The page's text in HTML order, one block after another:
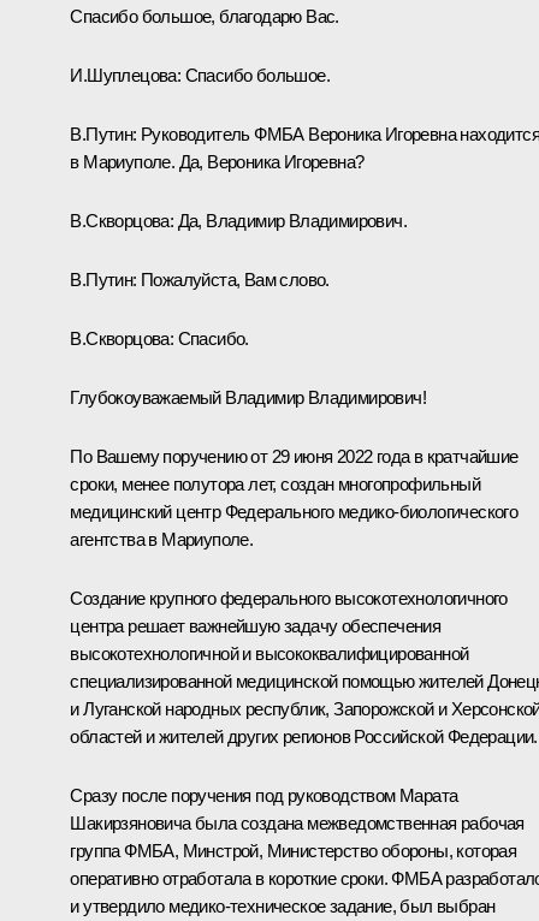
Спасибо большое, благодарю Вас.
И.Шуплецова: Спасибо большое.
В.Путин: Руководитель ФМБА Вероника Игоревна находится
в Мариуполе. Да, Вероника Игоревна?
В.Скворцова: Да, Владимир Владимирович.
В.Путин: Пожалуйста, Вам слово.
В.Скворцова: Спасибо.
Глубокоуважаемый Владимир Владимирович!
По Вашему поручению от 29 июня 2022 года в кратчайшие
сроки, менее полутора лет, создан многопрофильный
медицинский центр Федерального медико-биологического
агентства в Мариуполе.
Создание крупного федерального высокотехнологичного
центра решает важнейшую задачу обеспечения
высокотехнологичной и высококвалифицированной
специализированной медицинской помощью жителей
и Луганской народных республик, Запорожской и
областей и жителей других регионов Российской Федерации.
Сразу после поручения под руководством Марата
Шакирзяновича была создана межведомственная рабочая
группа ФМБА, Минстрой, Министерство обороны, которая
оперативно отработала в короткие сроки. ФМБА
и утвердило медико-техническое задание, был выбран